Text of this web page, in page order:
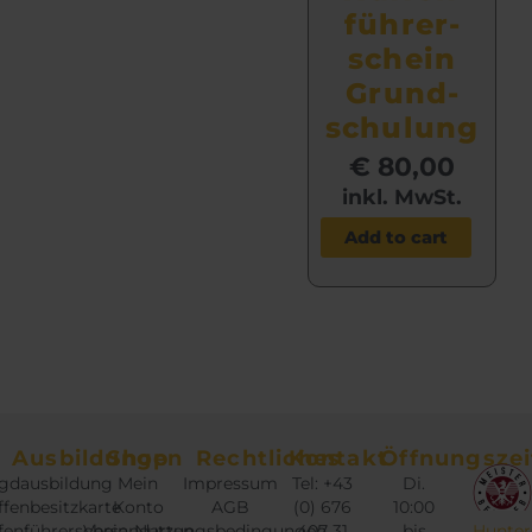
führer­
schein
Grund­
schulung
€ 80,00
inkl. MwSt.
Add to cart
Ausbildungen
Shop
Mein
Konto
Rechtliches
Impressum
AGB
Kontakt
Tel: +43
(0) 676
Di.
10:00